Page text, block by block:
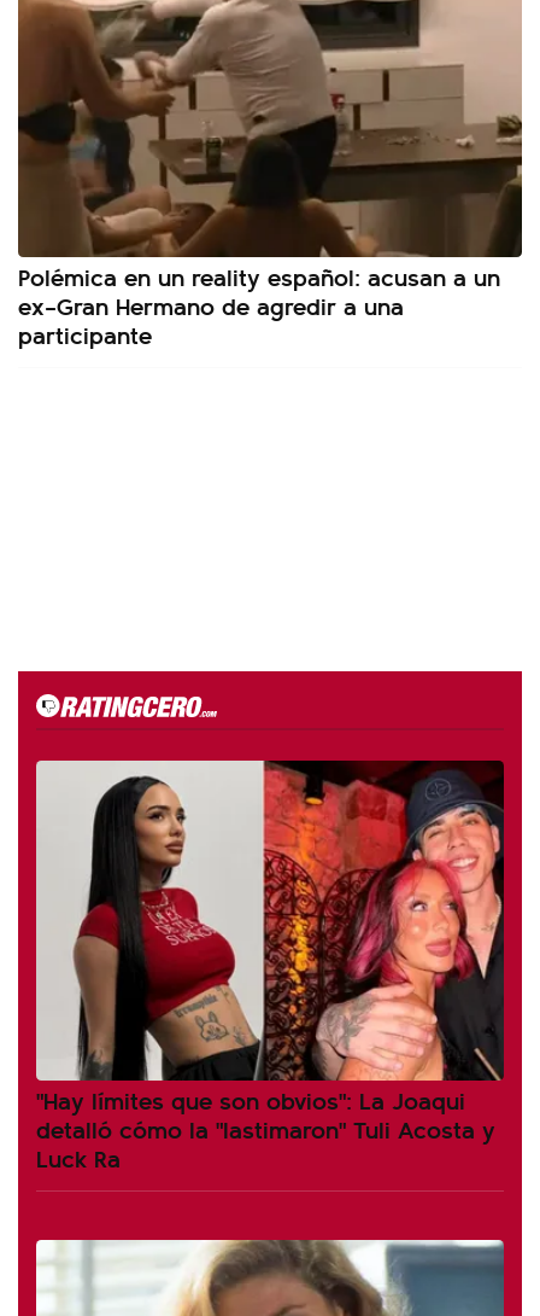
Polémica en un reality español: acusan a un
ex–Gran Hermano de agredir a una
participante
"Hay límites que son obvios": La Joaqui
detalló cómo la "lastimaron" Tuli Acosta y
Luck Ra